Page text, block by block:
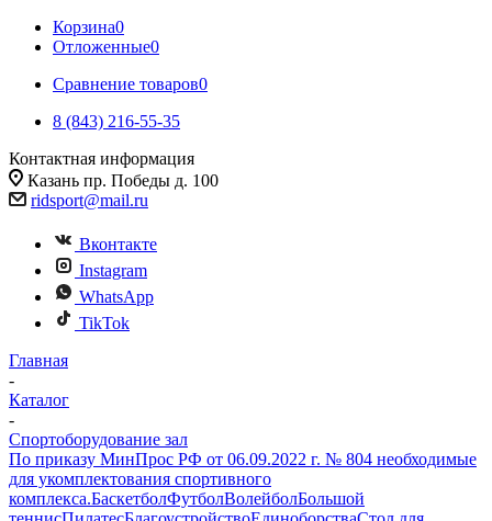
Корзина0
Отложенные0
Сравнение товаров0
8 (843) 216-55-35
Контактная информация
Казань пр. Победы д. 100
ridsport@mail.ru
Вконтакте
Instagram
WhatsApp
TikTok
Главная
-
Каталог
-
Спортоборудование зал
По приказу МинПрос РФ от 06.09.2022 г. № 804 необходимые
для укомплектования спортивного
комплекса.БаскетболФутболВолейболБольшой